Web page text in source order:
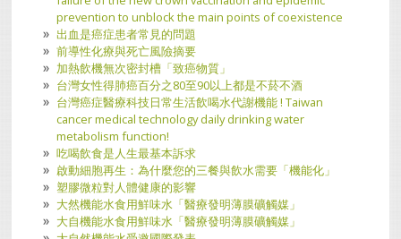
prevention to unblock the main points of coexistence
出血是癌症患者常見的問題
前導性化療與死亡風險摘要
加熱飲機無次密封槽「致癌物質」
台灣女性得肺癌百分之80至90以上都是不菸不酒
台灣癌症醫療科技日常生活飲喝水代謝機能 ! Taiwan
cancer medical technology daily drinking water
metabolism function!
吃喝飲食是人生最基本訴求
啟動細胞再生：為什麼您的三餐與飲水需要「機能化」
塑膠微粒對人體健康的影響
大然機能水食用鮮味水「醫療發明薄膜礦觸媒」
大自機能水食用鮮味水「醫療發明薄膜礦觸媒」